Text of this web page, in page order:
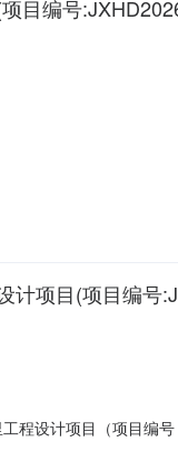
目编号
计项目(项目编号
程设计项目（项目编